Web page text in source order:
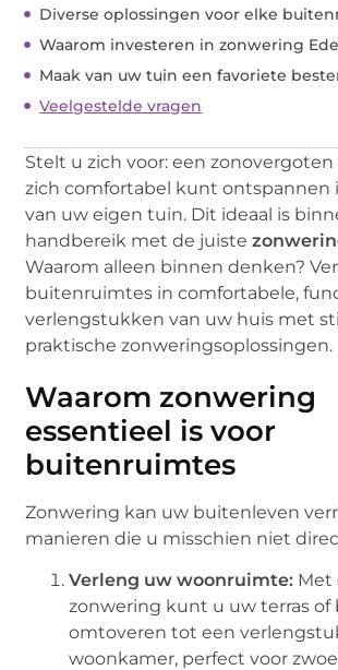
Diverse oplossingen voor elke
Waarom investeren in zonwering
Maak van uw tuin een favoriete
Veelgestelde vragen
Stelt u zich voor: een zonovergoten
zich comfortabel kunt ontspannen
van uw eigen tuin. Dit ideaal is
handbereik met de juiste
Waarom alleen binnen denken?
buitenruimtes in comfortabele,
verlengstukken van uw huis met
praktische zonweringsoplossingen.
Waarom zonwering
essentieel is voor
buitenruimtes
Zonwering kan uw buitenleven
manieren die u misschien niet
Verleng uw woonruimte: Met
zonwering kunt u uw terras of
omtoveren tot een
woonkamer, perfect voor